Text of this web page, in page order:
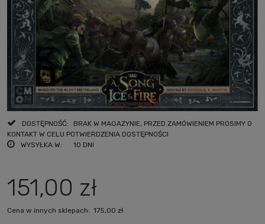
DOSTĘPNOŚĆ:
BRAK W MAGAZYNIE, PRZED ZAMÓWIENIEM PROSIMY O
KONTAKT W CELU POTWIERDZENIA DOSTĘPNOŚCI
WYSYŁKA W:
10 DNI
151,00 zł
Cena w innych sklepach: 175,00 zł